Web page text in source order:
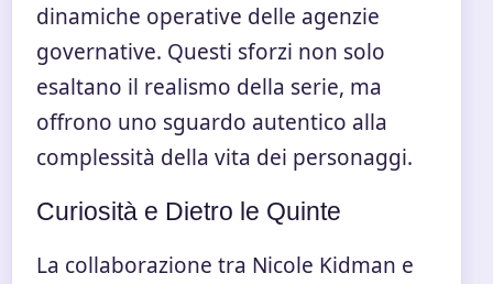
dinamiche operative delle agenzie
governative. Questi sforzi non solo
esaltano il realismo della serie, ma
offrono uno sguardo autentico alla
complessità della vita dei personaggi.
Curiosità e Dietro le Quinte
La collaborazione tra Nicole Kidman e